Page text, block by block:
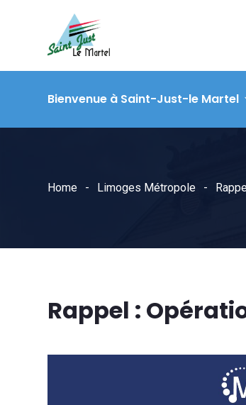
Matinée des
Bienvenue à Saint-Just-le Martel
Home Limoges Métropole
Rappel :